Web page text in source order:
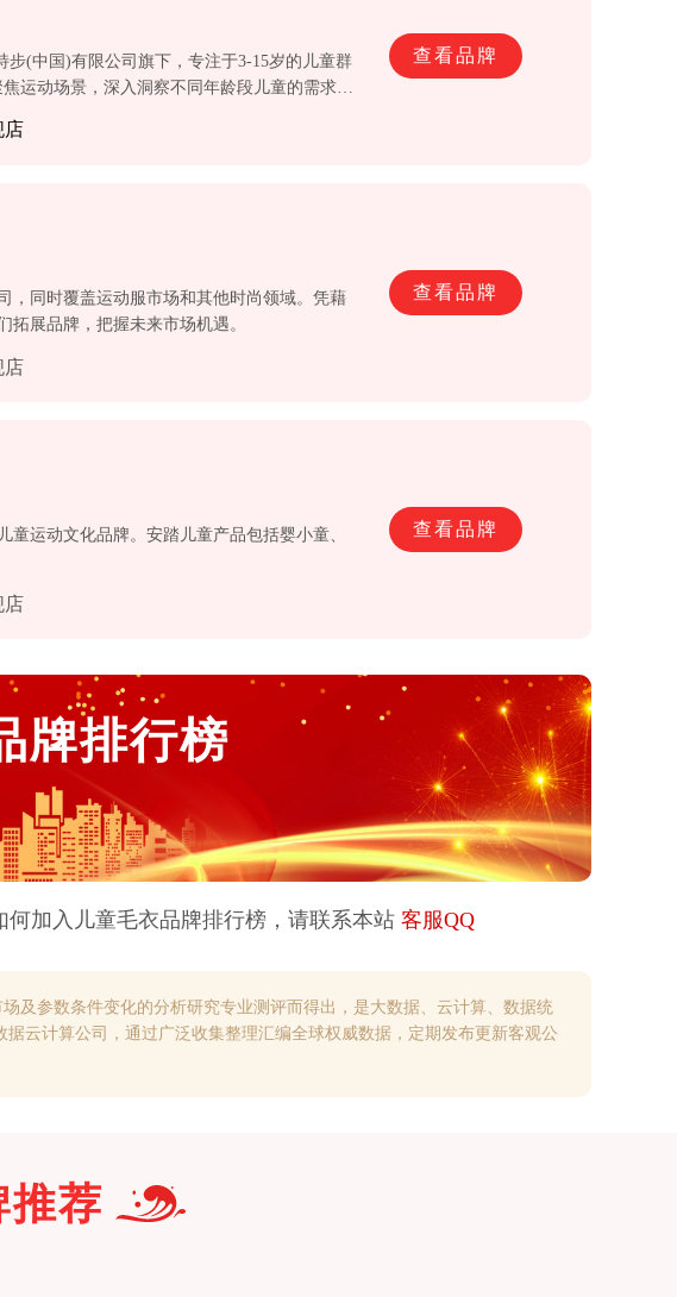
(中国)有限公司旗下，专注于3-15岁的儿童群
运动场景，深入洞察不同年龄段儿童的需求。
国儿童的运动提供专业运动产品及专业的运动
店
查看品牌
，同时覆盖运动服市场和其他时尚领域。凭藉
展品牌，把握未来市场机遇。
店
查看品牌
运动文化品牌。安踏儿童产品包括婴小童、
店
查看品牌
牌排行榜
何加入 儿童毛衣品牌排行榜，请联系本站 客服QQ
及参数条件变化的分析研究专业测评而得出，是大数据、云计算、数据统
云计算公司，通过广泛收集整理汇编全球权威数据，定期发布更新客观公
推荐